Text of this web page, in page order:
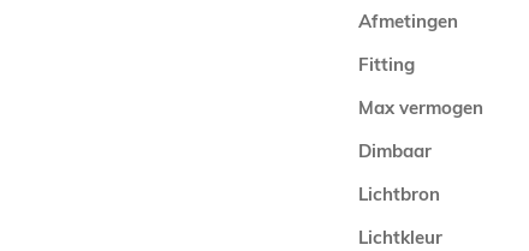
Afmetingen
Fitting
Max vermogen
Dimbaar
Lichtbron
Lichtkleur